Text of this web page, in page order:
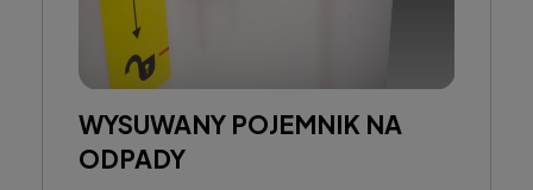
WYSUWANY POJEMNIK NA
ODPADY